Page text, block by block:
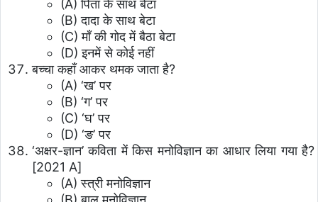
(A) पिता के साथ बेटा
(B) दादा के साथ बेटा
(C) माँ की गोद में बैठा बेटा
(D) इनमें से कोई नहीं
बच्चा कहाँ आकर थमक जाता है?
(A) ‘ख’ पर
(B) ‘ग’ पर
(C) ‘घ’ पर
(D) ‘ङ’ पर
‘अक्षर-ज्ञान’ कविता में किस मनोविज्ञान का आधार लिया गया है?
[2021 A]
(A) स्त्री मनोविज्ञान